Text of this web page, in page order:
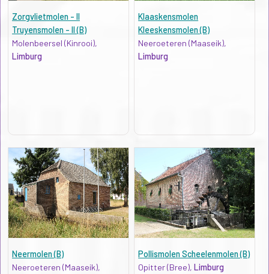
Zorgvlietmolen - II
Truyensmolen - II (B)
Molenbeersel (Kinrooi),
Limburg
Klaaskensmolen
Kleeskensmolen (B)
Neeroeteren (Maaseik),
Limburg
Neermolen (B)
Neeroeteren (Maaseik),
Pollismolen Scheelenmolen (B)
Opitter (Bree),Limburg